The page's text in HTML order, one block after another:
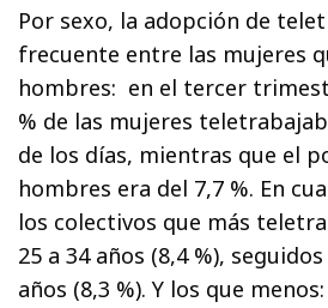
Por sexo, la adopción de
frecuente entre las mujeres
hombres: en el tercer
% de las mujeres
de los días, mientras que el
hombres era del 7,7 %. En
los colectivos que más
25 a 34 años (8,4 %),
años (8,3 %). Y los que